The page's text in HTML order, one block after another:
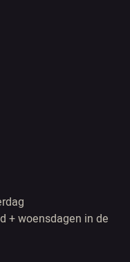
+ woensdagen in de